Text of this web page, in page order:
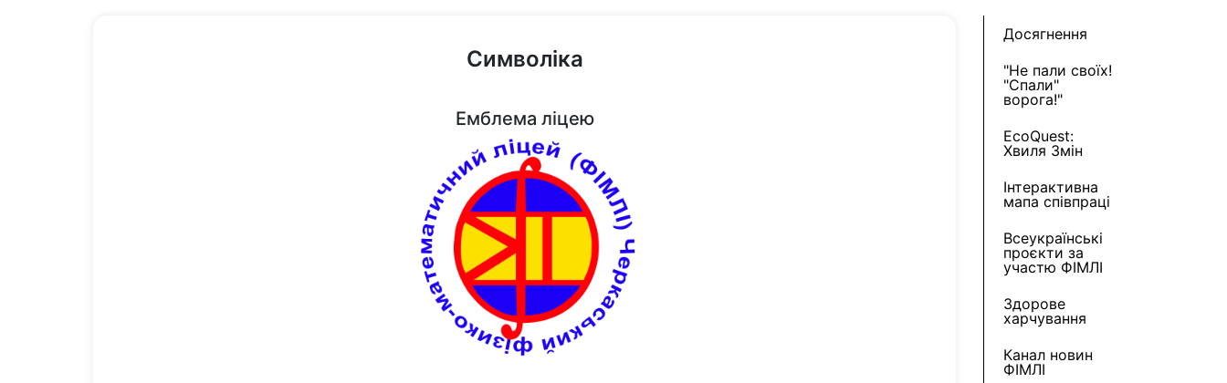
Символіка
Емблема ліцею
Досягнення
"Не пали своїх!
"Спали"
ворога!"
EcoQuest:
Хвиля Змін
Інтерактивна
мапа співпраці
Всеукраїнські
проєкти за
участю ФІМЛІ
Здорове
харчування
Канал новин
ФІМЛІ